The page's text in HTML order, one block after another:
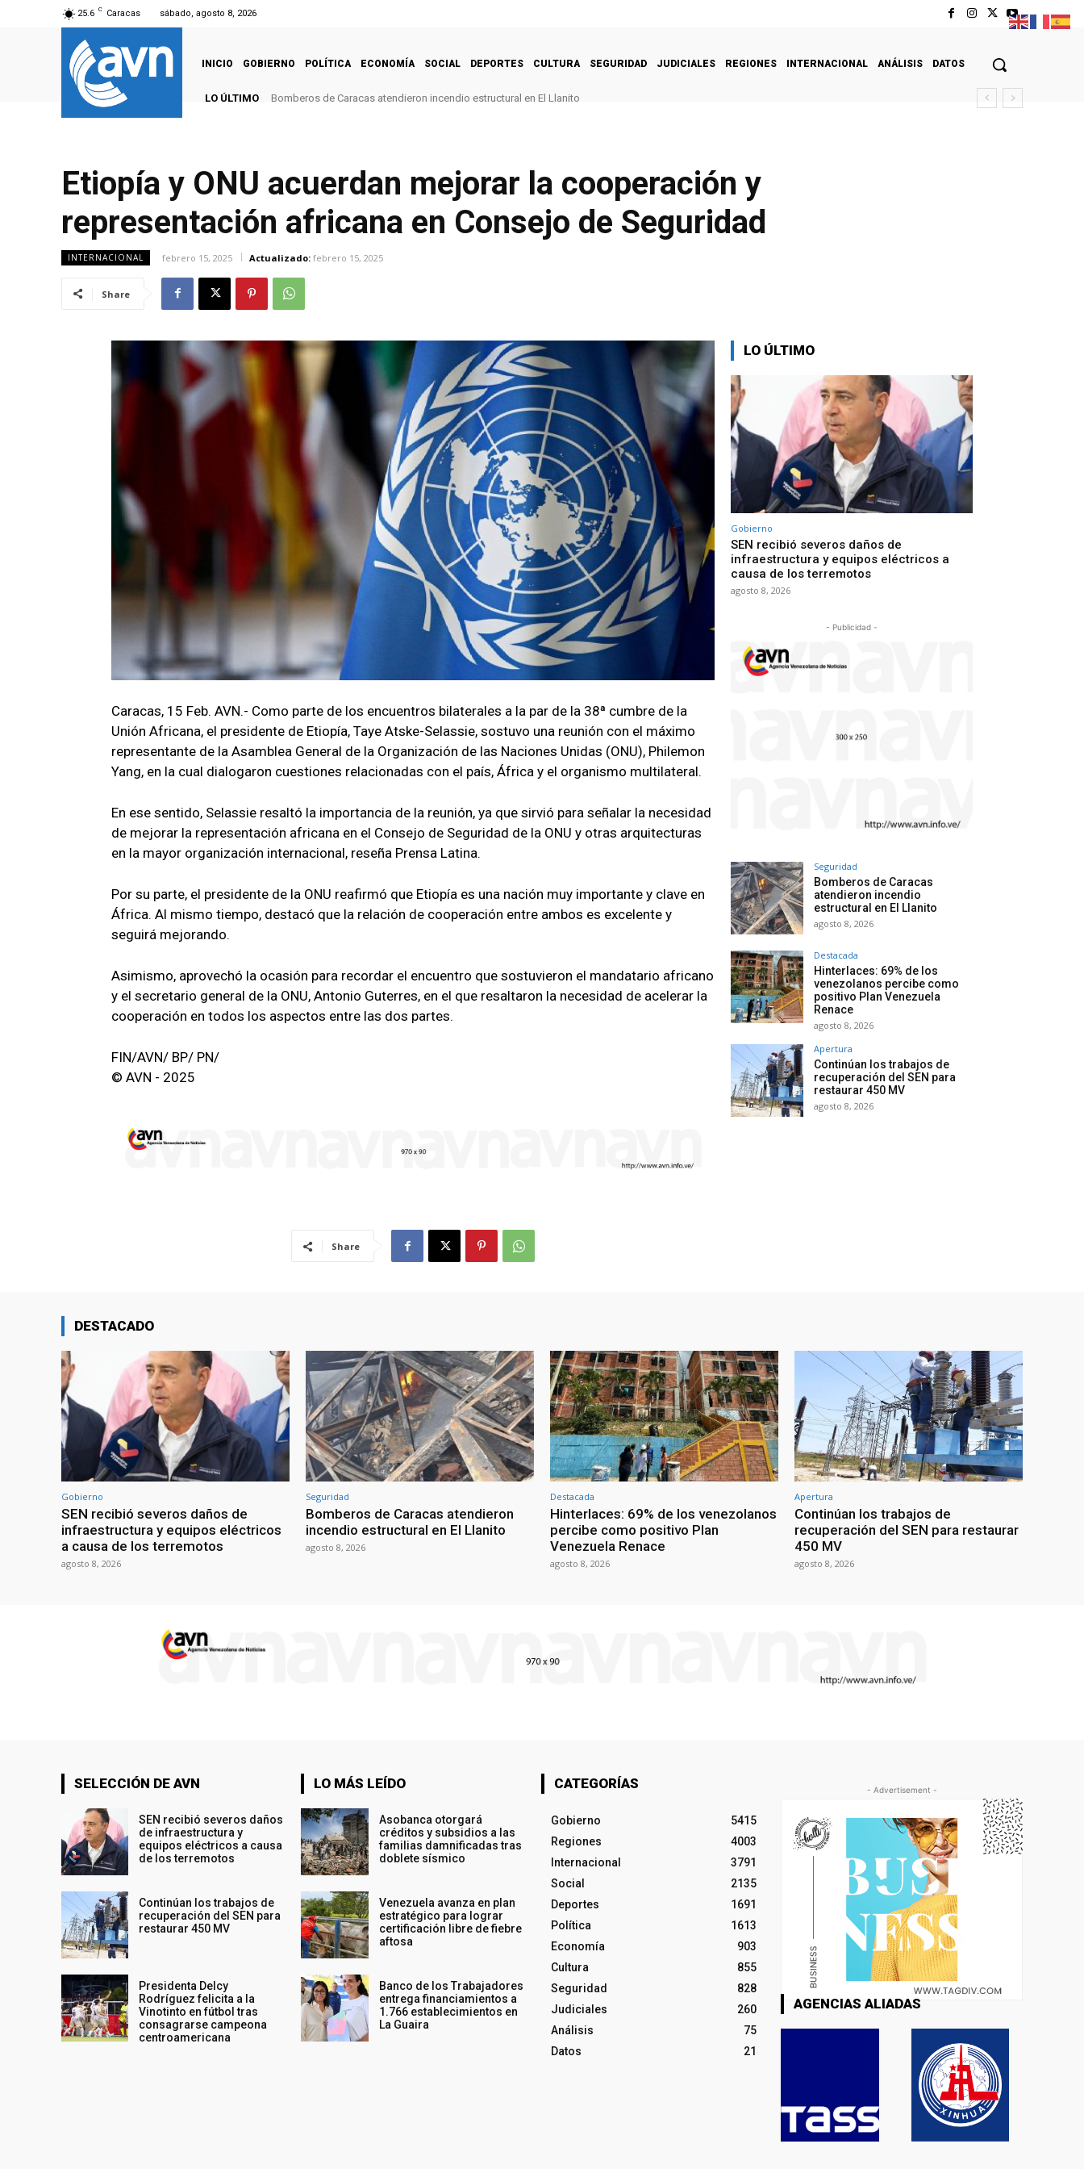
25.6 C Caracas sábado, agosto 8, 2026
INICIO GOBIERNO POLÍTICA ECONOMÍA SOCIAL DEPORTES CULTURA SEGURIDAD JUDICIALES REGIONES INTERNACIONAL ANÁLISIS DATOS
LO ÚLTIMO Bomberos de Caracas atendieron incendio estructural en El Llanito
Etiopía y ONU acuerdan mejorar la cooperación y
representación africana en Consejo de Seguridad
INTERNACIONAL febrero 15, 2025 Actualizado: febrero 15, 2025
Share
Caracas, 15 Feb. AVN.- Como parte de los encuentros bilaterales a la par de la 38ª cumbre de la
Unión Africana, el presidente de Etiopía, Taye Atske-Selassie, sostuvo una reunión con el máximo
representante de la Asamblea General de la Organización de las Naciones Unidas (ONU), Philemon
Yang, en la cual dialogaron cuestiones relacionadas con el país, África y el organismo multilateral.
En ese sentido, Selassie resaltó la importancia de la reunión, ya que sirvió para señalar la necesidad
de mejorar la representación africana en el Consejo de Seguridad de la ONU y otras arquitecturas
en la mayor organización internacional, reseña Prensa Latina.
Por su parte, el presidente de la ONU reafirmó que Etiopía es una nación muy importante y clave en
África. Al mismo tiempo, destacó que la relación de cooperación entre ambos es excelente y
seguirá mejorando.
Asimismo, aprovechó la ocasión para recordar el encuentro que sostuvieron el mandatario africano
y el secretario general de la ONU, Antonio Guterres, en el que resaltaron la necesidad de acelerar la
cooperación en todos los aspectos entre las dos partes.
FIN/AVN/ BP/ PN/
© AVN - 2025
Share
LO ÚLTIMO
Gobierno
SEN recibió severos daños de
infraestructura y equipos eléctricos a
causa de los terremotos
agosto 8, 2026
- Publicidad -
Seguridad
Bomberos de Caracas
atendieron incendio
estructural en El Llanito
agosto 8, 2026
Destacada
Hinterlaces: 69% de los
venezolanos percibe como
positivo Plan Venezuela
Renace
agosto 8, 2026
Apertura
Continúan los trabajos de
recuperación del SEN para
restaurar 450 MV
agosto 8, 2026
DESTACADO
Gobierno
SEN recibió severos daños de
infraestructura y equipos eléctricos
a causa de los terremotos
agosto 8, 2026
Seguridad
Bomberos de Caracas atendieron
incendio estructural en El Llanito
agosto 8, 2026
Destacada
Hinterlaces: 69% de los venezolanos
percibe como positivo Plan
Venezuela Renace
agosto 8, 2026
Apertura
Continúan los trabajos de
recuperación del SEN para restaurar
450 MV
agosto 8, 2026
SELECCIÓN DE AVN
SEN recibió severos daños
de infraestructura y
equipos eléctricos a causa
de los terremotos
Continúan los trabajos de
recuperación del SEN para
restaurar 450 MV
Presidenta Delcy
Rodríguez felicita a la
Vinotinto en fútbol tras
consagrarse campeona
centroamericana
LO MÁS LEÍDO
Asobanca otorgará
créditos y subsidios a las
familias damnificadas tras
doblete sísmico
Venezuela avanza en plan
estratégico para lograr
certificación libre de fiebre
aftosa
Banco de los Trabajadores
entrega financiamientos a
1.766 establecimientos en
La Guaira
CATEGORÍAS
Gobierno
5415
Regiones
4003
Internacional
3791
Social
2135
Deportes
1691
Política
1613
Economía
903
Cultura
855
Seguridad
828
Judiciales
260
Análisis
75
Datos
21
- Advertisement -
AGENCIAS ALIADAS